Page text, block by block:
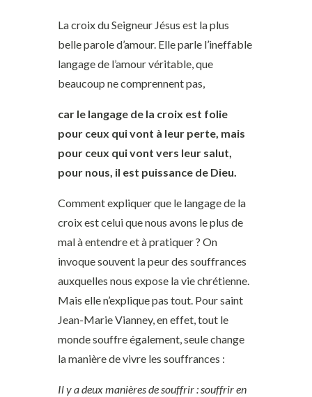
La croix du Seigneur Jésus est la plus
belle parole d’amour. Elle parle l’ineffable
langage de l’amour véritable, que
beaucoup ne comprennent pas,
car le langage de la croix est folie
pour ceux qui vont à leur perte, mais
pour ceux qui vont vers leur salut,
pour nous, il est puissance de Dieu.
Comment expliquer que le langage de la
croix est celui que nous avons le plus de
mal à entendre et à pratiquer ? On
invoque souvent la peur des souffrances
auxquelles nous expose la vie chrétienne.
Mais elle n’explique pas tout. Pour saint
Jean-Marie Vianney, en effet, tout le
monde souffre également, seule change
la manière de vivre les souffrances :
Il y a deux manières de souffrir : souffrir en